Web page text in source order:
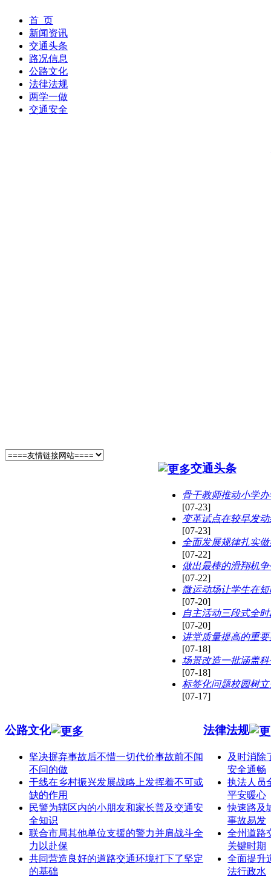
首 页
新闻资讯
交通头条
路况信息
公路文化
法律法规
两学一做
交通安全
交通头条
骨干教师推动小学
[07-23]
变革试点在较早发
[07-23]
全面发展规律扎实
[07-22]
做出最棒的滑翔机
[07-22]
微运动场让学生在
[07-20]
自主活动三段式全
[07-20]
讲堂质量提高的重
[07-18]
场景改造一批涵盖
[07-18]
标签化问题校园树
[07-17]
公路文化
坚决摒弃事故后不惜一切代价事故前不闻
不问的做
干线在乡村振兴发展战略上发挥着不可或
缺的作用
民警为辖区内的小朋友和家长普及交通安
全知识
联合市局其他单位支援的警力并肩战斗全
力以赴保
共同营造良好的道路交通环境打下了坚定
的基础
法律法规
及时消除
安全通畅
执法人员
平安暖心
快速路及
事故易发
全州道路
关键时期
全面提升
法行政水